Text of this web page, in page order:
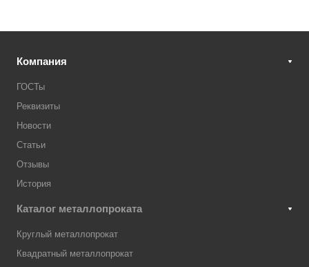
Компания
ГОСТы
Реквизиты
Новости
Статьи
Отзывы
История
Каталог металлопроката
Круглый металлопрокат
Квадратный металлопрокат